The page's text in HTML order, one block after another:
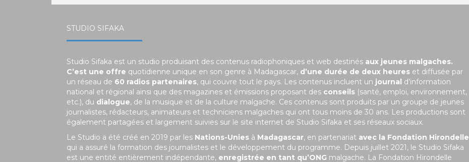
STUDIO SIFAKA
Studio Sifaka est un studio produisant des contenus radiophoniques et web destinés aux jeunes malgaches.
C’est une offre quotidienne unique en son genre à Madagascar, d’une durée de deux heures et diffusée par
un réseau de 60 radios partenaires, qui couvre tout le pays. Les contenus incluent un journal d’information
national et régional ainsi que des magazines et émissions proposant des conseils (santé, emploi, environnement,
etc.), du dialogue, de la musique et de la culture malgache. Ces contenus sont produits par un groupe de jeunes
journalistes, rédacteurs, animateurs et techniciens malgaches qui ont tous moins de 30 ans. Les productions sont
également partagées et largement suivies sur le site internet de Studio Sifaka et ses réseaux sociaux.
Le Studio a été créé en 2019 par les Nations-Unies à Madagascar, en partenariat avec la Fondation Hirondelle
qui a assuré la formation des journalistes et le développement du programme. Depuis juillet 2021, le Studio Sifaka
est une entité entièrement indépendante, enregistrée en tant qu’ONG malgache. La Fondation Hirondelle